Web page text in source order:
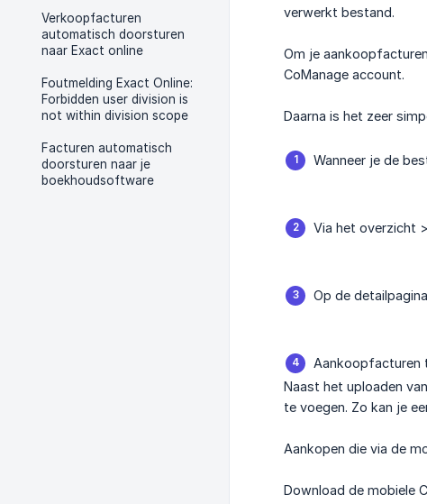
Verkoopfacturen
automatisch doorsturen
naar Exact online
Foutmelding Exact Online:
Forbidden user division is
not within division scope
Facturen automatisch
doorsturen naar je
boekhoudsoftware
verwerkt bestand.
Om je
CoManage account.
Daarna is het zeer
Wanneer je de
Via het overzicht
Op de
Aankoopfacturen
Naast het uploaden
te voegen. Zo kan je
Aankopen die via de
Download de mobiele